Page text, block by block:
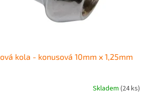
kola - konusová 10mm x 1,25mm
Skladem(24 ks)